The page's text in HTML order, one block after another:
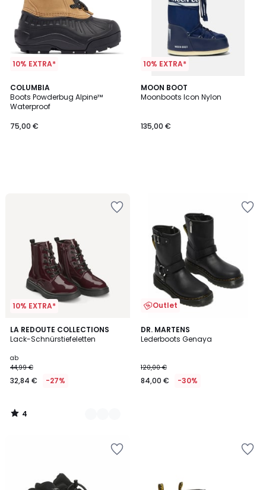
10% EXTRA*
COLUMBIA
Boots Powderbug Alpine™
Waterproof
75,00 €
10% EXTRA*
MOON BOOT
Moonboots Icon Nylon
135,00 €
10% EXTRA*
LA REDOUTE COLLECTIONS
Lack-Schnürstiefeletten
ab
44,99 €
32,84 € -27%
4
/
3
Farben
4
/
Outlet
DR. MARTENS
Lederboots Genaya
120,00 €
84,00 € -30%